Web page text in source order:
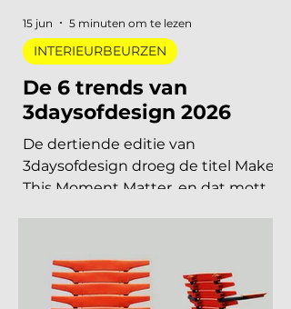
van Helsinki tot Miami. Hieronder
vind je alle relevante
interieurbeurzen, designbeurzen
en kunstbeurzen van augustus tot
en met december 2026, op datum
gezet. Handig om vast in je
agenda te blokken. Welke
interieurbeurzen, designbeurzen
De 6 trends van
3daysofdesign 2026